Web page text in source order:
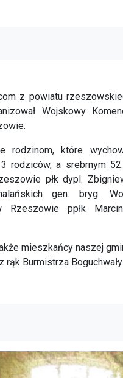
z powiatu
Wojskowy
rodzinom, które
rodziców, a srebrnym
płk dypl.
gen. bryg.
Rzeszowie ppłk
mieszkańcy naszej
Burmistrza